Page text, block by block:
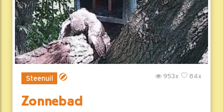
Steenuil 84x
953x
Zonnebad